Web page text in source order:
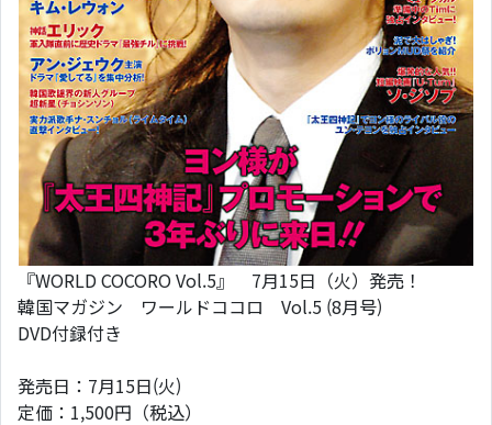
『WORLD COCORO Vol.5』 7月15日（火）発売！
韓国マガジン ワールドココロ Vol.5 (8月号)
DVD付録付き
発売日：7月15日(火)
定価：1,500円（税込）